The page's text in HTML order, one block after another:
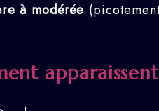
à modérée